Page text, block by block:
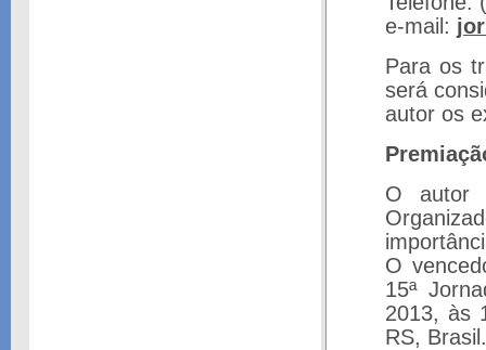
e-mail:
Para os
será
autor os
O autor
O
15ª
2013, às
RS, Brasil.